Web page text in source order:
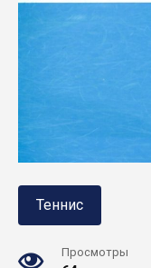
Теннис
Просмотры